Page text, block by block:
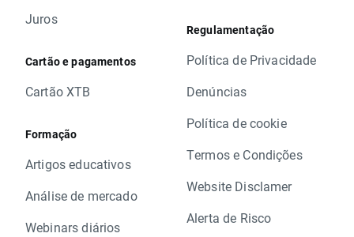
Juros
Cartão e pagamentos
Cartão XTB
Formação
Artigos educativos
Análise de mercado
Webinars diários
Regulamentação
Política de Privacidade
Denúncias
Política de cookie
Termos e Condições
Website Disclamer
Alerta de Risco